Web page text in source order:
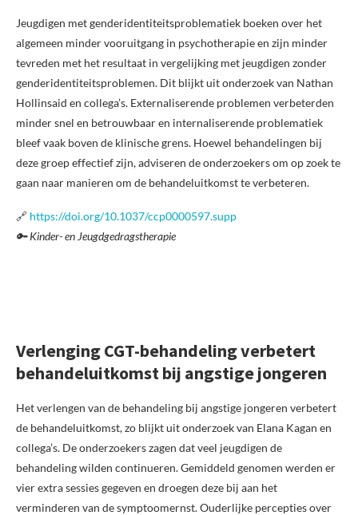
Jeugdigen met genderidentiteitsproblematiek boeken over het
algemeen minder vooruitgang in psychotherapie en zijn minder
tevreden met het resultaat in vergelijking met jeugdigen zonder
genderidentiteitsproblemen. Dit blijkt uit onderzoek van Nathan
Hollinsaid en collega’s. Externaliserende problemen verbeterden
minder snel en betrouwbaar en internaliserende problematiek
bleef vaak boven de klinische grens. Hoewel behandelingen bij
deze groep effectief zijn, adviseren de onderzoekers om op zoek te
gaan naar manieren om de behandeluitkomst te verbeteren.
🔗 https://doi.org/10.1037/ccp0000597.supp
🔑 Kinder- en Jeugdgedragstherapie
Verlenging CGT-behandeling verbetert
behandeluitkomst bij angstige jongeren
Het verlengen van de behandeling bij angstige jongeren verbetert
de behandeluitkomst, zo blijkt uit onderzoek van Elana Kagan en
collega’s. De onderzoekers zagen dat veel jeugdigen de
behandeling wilden continueren. Gemiddeld genomen werden er
vier extra sessies gegeven en droegen deze bij aan het
verminderen van de symptoomernst. Ouderlijke percepties over